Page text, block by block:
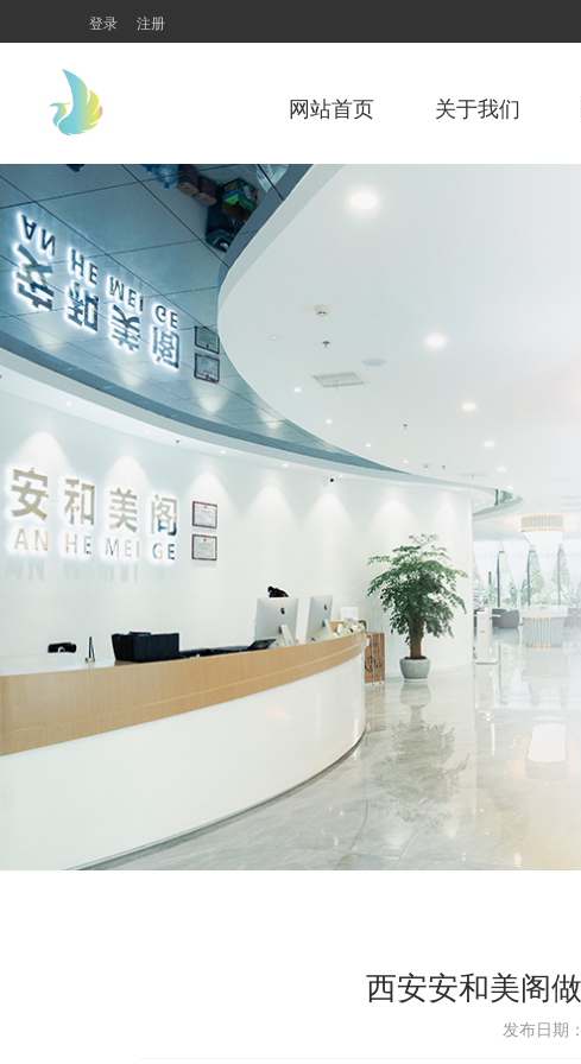
登录 注册
网站首页 关于我们
西安安和美阁
发布日期